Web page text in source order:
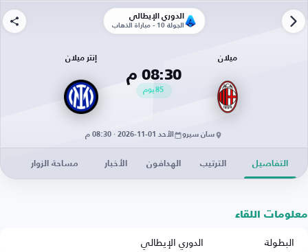
الدوري الإيطالي
الجولة 10 - مباراة الذهاب
ميلان
08:30 م
85يوم
إنتر ميلان
سان سيرو الأحد 01-11-2026 · 08:30 م
التفاصيل الترتيب الهدافون الأخبار مساحة الزوار
معلومات اللقاء
البطولة
الدوري الإيطالي